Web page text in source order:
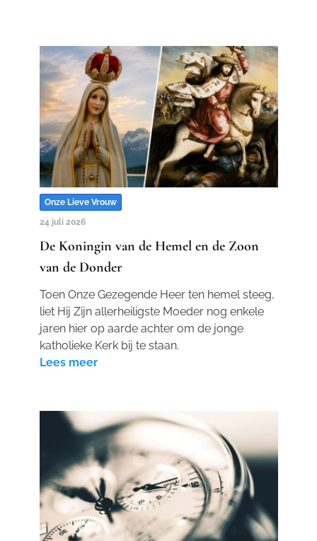
Onze Lieve Vrouw
24 juli 2026
De Koningin van de Hemel en de Zoon
van de Donder
Toen Onze Gezegende Heer ten hemel steeg,
liet Hij Zijn allerheiligste Moeder nog enkele
jaren hier op aarde achter om de jonge
katholieke Kerk bij te staan.
Lees meer